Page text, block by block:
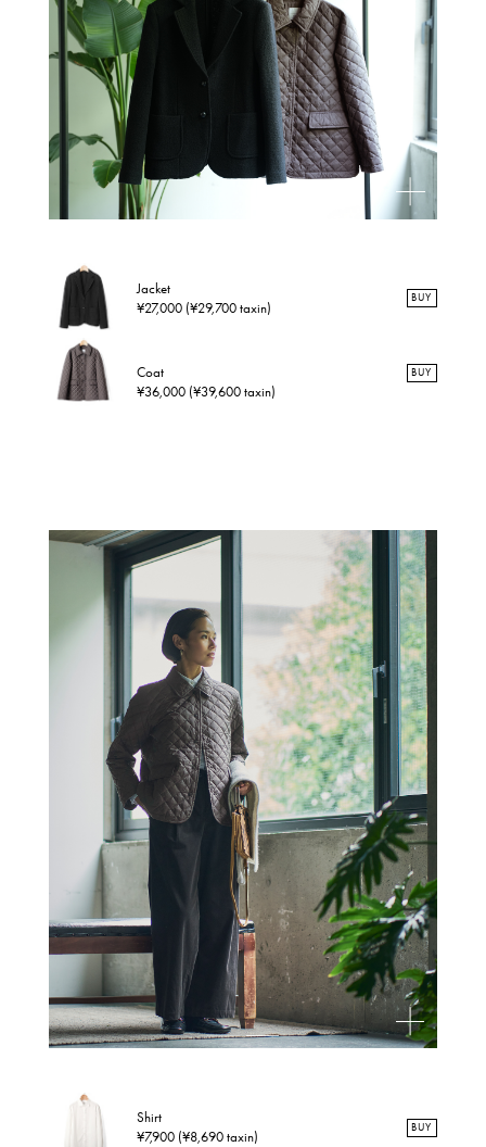
Jacket
¥27,000 (¥29,700 taxin)
BUY
Coat
¥36,000 (¥39,600 taxin)
BUY
Shirt
¥7,900 (¥8,690 taxin)
BUY